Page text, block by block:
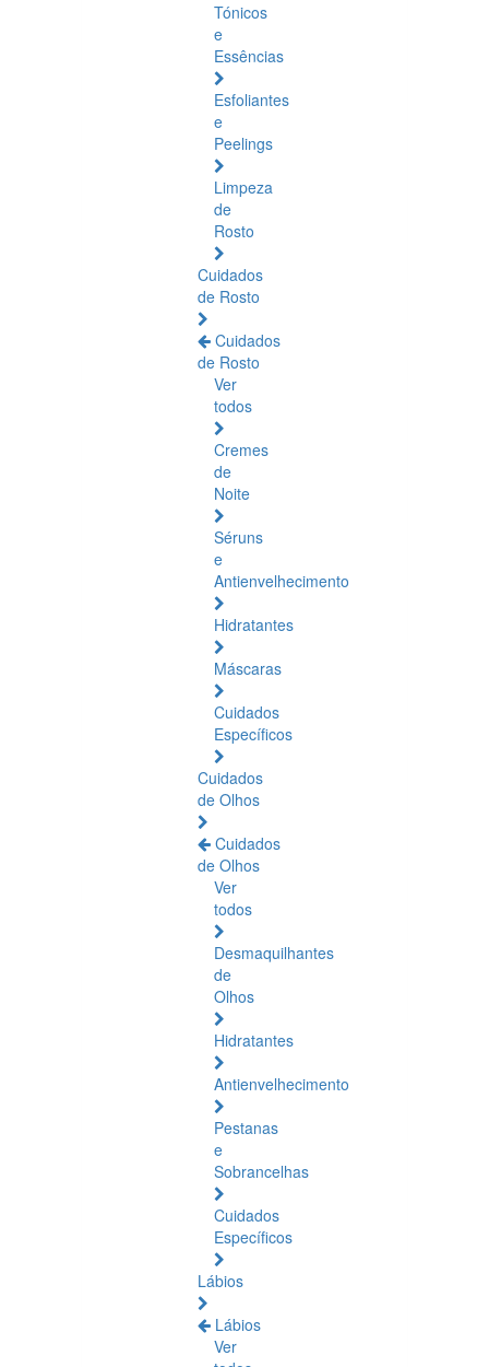
Tónicos
e
Essências
Esfoliantes
e
Peelings
Limpeza
de
Rosto
Cuidados
de Rosto
Cuidados
de Rosto
Ver
todos
Cremes
de
Noite
Séruns
e
Antienvelhecimento
Hidratantes
Máscaras
Cuidados
Específicos
Cuidados
de Olhos
Cuidados
de Olhos
Ver
todos
Desmaquilhantes
de
Olhos
Hidratantes
Antienvelhecimento
Pestanas
e
Sobrancelhas
Cuidados
Específicos
Lábios
Lábios
Ver